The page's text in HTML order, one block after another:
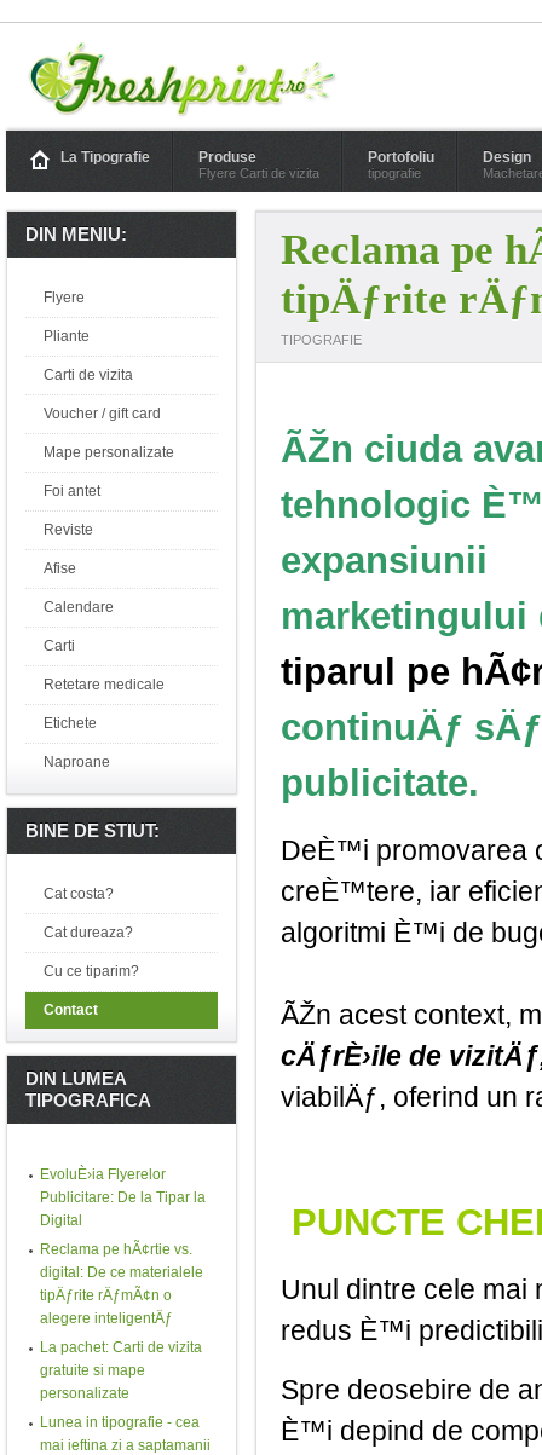
La Tipografie Produse
Flyere Carti de vizita
Portofoliu
tipografie
Design
Reclama pe
tipÄƒrite
TIPOGRAFIE
ÃŽn ciuda
tehnologic
expansiunii
marketingului
tiparul pe
continuÄƒ
publicitate.
DeÈ™i promovarea
creÈ™tere, iar
algoritmi È™i de
ÃŽn acest context,
cÄƒrÈ›ile de
viabilÄƒ, oferind un
PUNCTE
Unul dintre cele mai
redus È™i
Spre deosebire de
È™i depind de
DIN MENIU:
Flyere
Pliante
Carti de vizita
Voucher / gift card
Mape personalizate
Foi antet
Reviste
Afise
Calendare
Carti
Retetare medicale
Etichete
Naproane
BINE DE STIUT:
Cat costa?
Cat dureaza?
Cu ce tiparim?
Contact
DIN LUMEA
TIPOGRAFICA
EvoluÈ›ia Flyerelor
Publicitare: De la Tipar la
Digital
Reclama pe hÃ¢rtie vs.
digital: De ce materialele
tipÄƒrite rÄƒmÃ¢n o
alegere inteligentÄƒ
La pachet: Carti de vizita
gratuite si mape
personalizate
Lunea in tipografie - cea
mai ieftina zi a saptamanii